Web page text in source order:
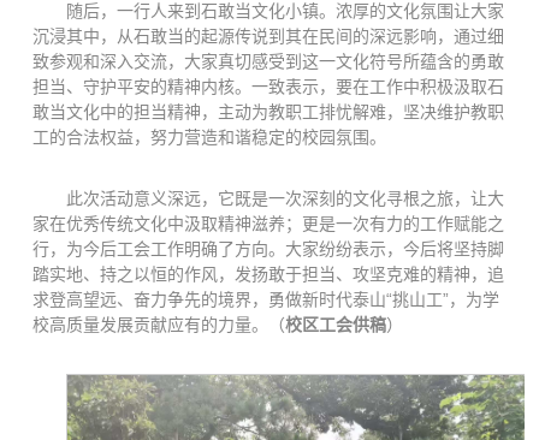
随后，一行人来到石敢当文化小镇。浓厚的文化氛围让大家
沉浸其中，从石敢当的起源传说到其在民间的深远影响，通过细
致参观和深入交流，大家真切感受到这一文化符号所蕴含的勇敢
担当、守护平安的精神内核。一致表示，要在工作中积极汲取石
敢当文化中的担当精神，主动为教职工排忧解难，坚决维护教职
工的合法权益，努力营造和谐稳定的校园氛围。
此次活动意义深远，它既是一次深刻的文化寻根之旅，让大
家在优秀传统文化中汲取精神滋养；更是一次有力的工作赋能之
行，为今后工会工作明确了方向。大家纷纷表示，今后将坚持脚
踏实地、持之以恒的作风，发扬敢于担当、攻坚克难的精神，追
求登高望远、奋力争先的境界，勇做新时代泰山“挑山工”，为学
校高质量发展贡献应有的力量。（校区工会供稿）